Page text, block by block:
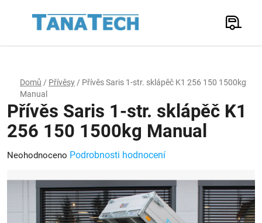
Hledat
Domů / Přívěsy / Přívěs Saris 1-str. sklápěč K1 256 150 1500kg
Manual
Přívěs Saris 1-str. sklápěč K1
256 150 1500kg Manual
Průměrné
produktu
Neohodnoceno Podrobnosti hodnocení